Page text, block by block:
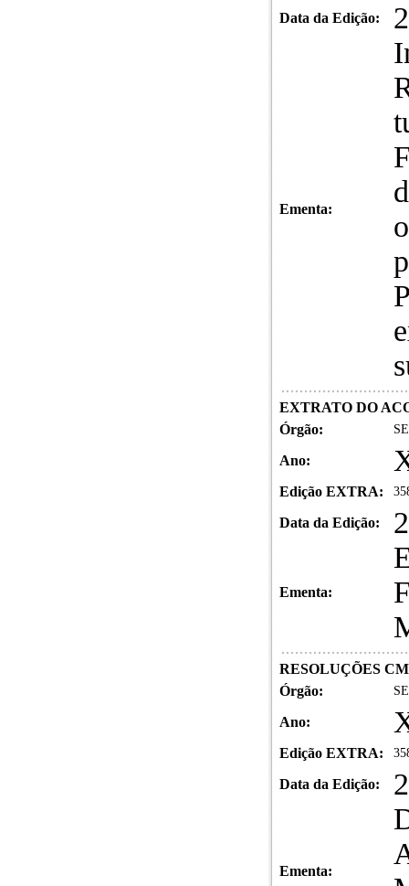
Data da Edição:
Ementa:
EXTRATO DO
Órgão:
Ano:
Edição EXTRA:
Data da Edição:
Ementa:
RESOLUÇÕES
Órgão:
Ano:
Edição EXTRA:
Data da Edição:
Ementa: